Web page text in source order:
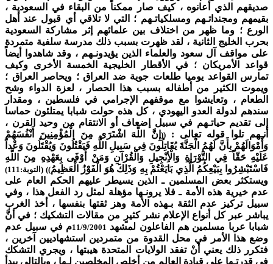
صديقهم الذي أعانوه ، كيف صار ممكناً من البقاء في السعودية ،
بقيمهم ومجنداتـهم ومسلكياتـهم ؛ التي لا تلاقي أي قبول عند أهل
الورع ؛ وما ظهر من اختلاف بين علمائهم إثر مشاركة السعودية
بحرب الخليج الثانية ، لقد ظهرت بسبب ذلك مدرسة سلفية متمردة
على مواقف آل سعود والعلماء الذين يؤيدونـهم ، وقد شاهدوا أيضاً
قواعد الأمريكان ؛ في الأقطار الخليجية الخمسة الأخرى وكيف
تمارس القواعد يوميا طلعات جوية ضد العراق ؛ ويحاصر العراق ؛
ويموت الكثير من أطفاله بسبب هذا الحصار ، لعزة الدواء وشح
الطعام ، وتعايشوا مع موقفهم الإجرامي في فلسطين ، ومقدار
سندهم لدولة العدو اليهودي ، كل هذه حولت شبابا يمتلئون حماسا
إلى تقديم حياتـهم في سبيل إضعاف أو الانتقام من وحيد القرن ،
أنـهم تلوا قوله تعالى :(( إِنَّ اللَّهَ اشْتَرَى مِنَ الْمُؤْمِنِينَ أَنْفُسَهُمْ
وَأَمْوَالَهُمْ بِأَنَّ لَهُمُ الْجَنَّةَ يُقَاتِلُونَ فِي سَبِيلِ اللَّهِ فَيَقْتُلُونَ وَيُقْتَلُونَ وَعْداً
عَلَيْهِ حَقّاً فِي التَّوْرَاةِ وَالْأِنْجِيلِ وَالْقُرْآنِ وَمَنْ أَوْفَى بِعَهْدِهِ مِنَ اللَّهِ
فَاسْتَبْشِرُوا بِبَيْعِكُمُ الَّذِي بَايَعْتُمْ بِهِ وَذَلِكَ هُوَ الْفَوْزُ الْعَظِيمُ)) (التوبة:111)
ويستكثر بعض المسلمين ـ الذين يسيطر عليهم الحكم العام على
عدم خيرية هذه الأمة ـ فلا يرونـها مؤهلة لمثل رد الفعل هذا ، وفي
سبيل تركيز عدم الثقة بـهذه الأمة وهز ثقتها بنفسها ، أخذ الغرب
يباشر عبر كل أنواع الإعلام نشر كثيرٍ من مقالات التشكيك ؛ في أنَّ
شبابا عربا مسلمين هم الفاعلون لمشهد 11/9/2001م في سبيل عدم
وضع هذا الأمر في محل القدوة من متمردين استشهاديين آخرين ،
فتكرر ذلك يعني أنْ تفقد الولايات المتحدة هيبتها ، ويجري التشكك
في قدرتـها على قيادة العالم من أخلص المخلصين لـها ، وبالتالي يبدأ